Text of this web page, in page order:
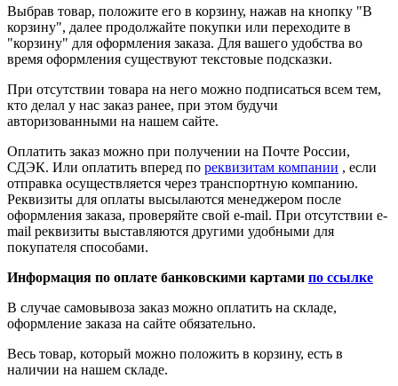
Выбрав товар, положите его в корзину, нажав на кнопку "В
корзину", далее продолжайте покупки или переходите в
"корзину" для оформления заказа. Для вашего удобства во
время оформления существуют текстовые подсказки.
При отсутствии товара на него можно подписаться всем тем,
кто делал у нас заказ ранее, при этом будучи
авторизованными на нашем сайте.
Оплатить заказ можно при получении на Почте России,
СДЭК. Или оплатить вперед по реквизитам компании , если
отправка осуществляется через транспортную компанию.
Реквизиты для оплаты высылаются менеджером после
оформления заказа, проверяйте свой e-mail. При отсутствии e-
mail реквизиты выставляются другими удобными для
покупателя способами.
Информация по оплате банковскими картами по ссылке
В случае самовывоза заказ можно оплатить на складе,
оформление заказа на сайте обязательно.
Весь товар, который можно положить в корзину, есть в
наличии на нашем складе.